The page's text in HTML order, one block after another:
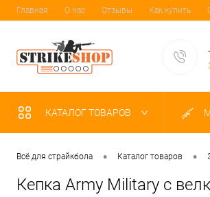
Главная О нас Отзывы Как купить
КАТАЛОГ ТОВАРОВ
Всё для страйкбола • Каталог товаров •
Кепка Army Military с